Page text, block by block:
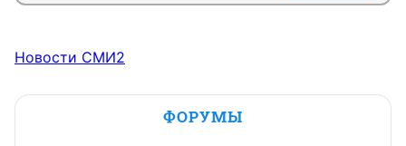
Новости СМИ2
ФОРУМЫ